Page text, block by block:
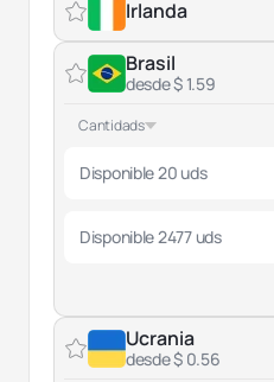
Irlanda
Brasil
desde $ 1.59
Cantidads
Disponible 20 uds
Disponible 2477 uds
Ucrania
desde $ 0.56